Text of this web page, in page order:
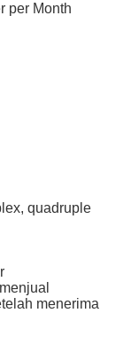
per Month
quadruple
menerima